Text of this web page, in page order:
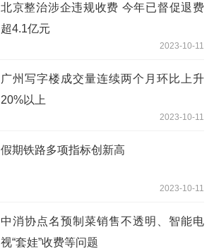
北京整治涉企违规收费 今年已督促退费
超4.1亿元
2023-10-11
广州写字楼成交量连续两个月环比上升
20%以上
2023-10-11
假期铁路多项指标创新高
2023-10-11
中消协点名预制菜销售不透明、智能电
视“套娃”收费等问题